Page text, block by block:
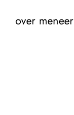
over meneer